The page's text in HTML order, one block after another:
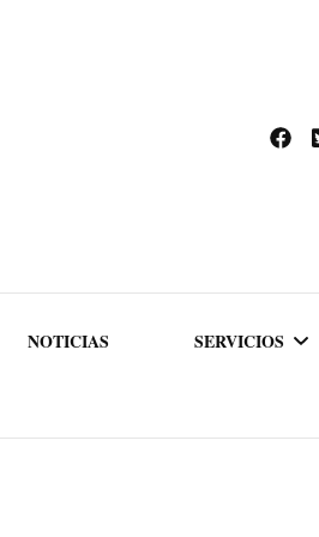
NOTICIAS SERVICIOS